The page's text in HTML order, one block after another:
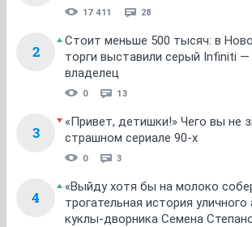
17 411 28
2
Стоит меньше 500 тысяч: в
торги выставили серый Infiniti —
владелец
0 13
3
«Привет, детишки!» Чего вы не
страшном сериале 90-х
0 3
4
«Выйду хотя бы на молоко
трогательная история уличного
куклы-дворника Семена